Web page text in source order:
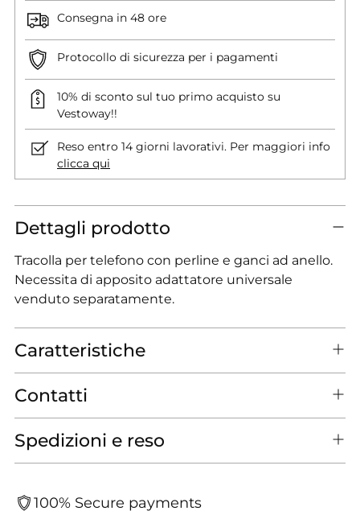
Consegna in 48 ore
Protocollo di sicurezza per i pagamenti
10% di sconto sul tuo primo acquisto su
Vestoway!!
Reso entro 14 giorni lavorativi. Per maggiori info
clicca qui
Dettagli prodotto
Tracolla per telefono con perline e ganci ad anello.
Necessita di apposito adattatore universale
venduto separatamente.
Caratteristiche
Contatti
Spedizioni e reso
100% Secure payments